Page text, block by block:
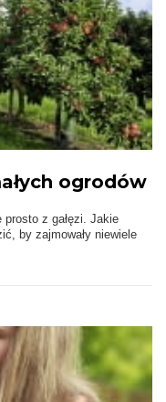
ogrodów
prosto z gałęzi. Jakie
by zajmowały niewiele